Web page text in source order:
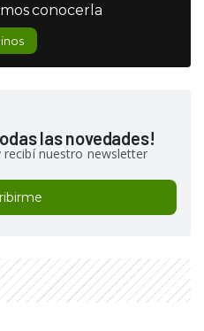
conocerla
las novedades!
recibí nuestro newsletter